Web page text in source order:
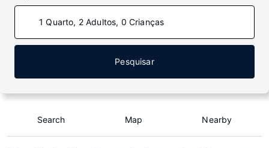
1 Quarto, 2 Adultos, 0 Crianças
Pesquisar
Search Map Nearby